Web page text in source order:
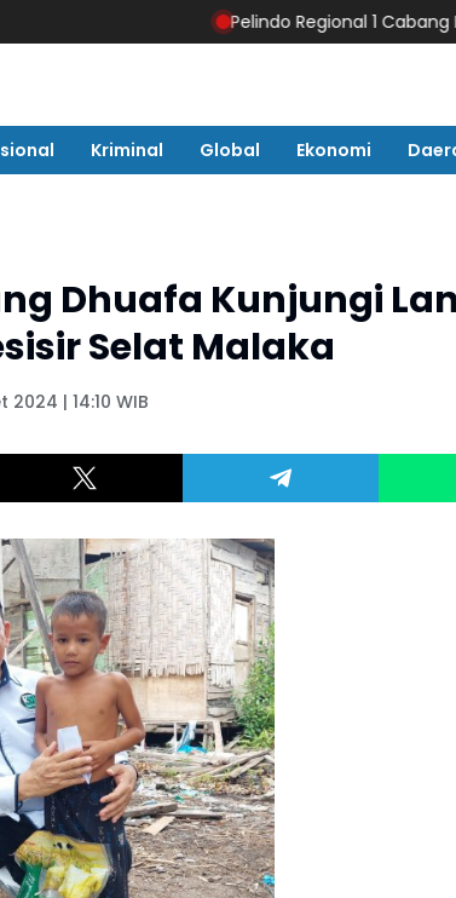
Pelindo Regional 1 Cabang Belawan
Kriminal Global Ekonomi
Dhuafa Kunjungi
Selat Malaka
| 14:10 WIB